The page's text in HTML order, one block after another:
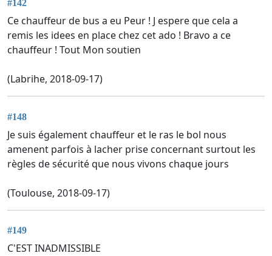
#142
Ce chauffeur de bus a eu Peur ! J espere que cela a
remis les idees en place chez cet ado ! Bravo a ce
chauffeur ! Tout Mon soutien
(Labrihe, 2018-09-17)
#148
Je suis également chauffeur et le ras le bol nous
amenent parfois à lacher prise concernant surtout les
règles de sécurité que nous vivons chaque jours
(Toulouse, 2018-09-17)
#149
C'EST INADMISSIBLE